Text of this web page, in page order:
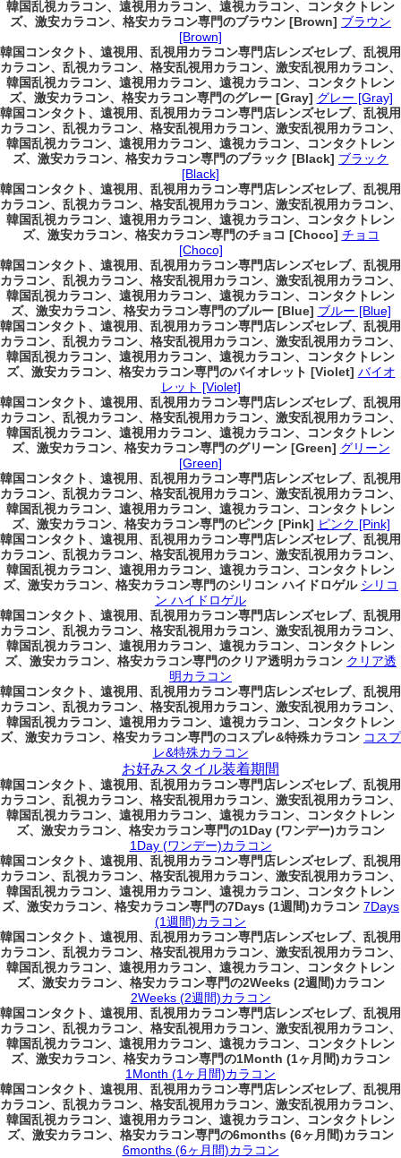
韓国乱視カラコン、遠視用カラコン、遠視カラコン、コンタクトレン
ズ、激安カラコン、格安カラコン専門のブラウン [Brown] ブラウン
[Brown]
韓国コンタクト、遠視用、乱視用カラコン専門店レンズセレブ、乱視用
カラコン、乱視カラコン、格安乱視用カラコン、激安乱視用カラコン、
韓国乱視カラコン、遠視用カラコン、遠視カラコン、コンタクトレン
ズ、激安カラコン、格安カラコン専門のグレー [Gray] グレー [Gray]
韓国コンタクト、遠視用、乱視用カラコン専門店レンズセレブ、乱視用
カラコン、乱視カラコン、格安乱視用カラコン、激安乱視用カラコン、
韓国乱視カラコン、遠視用カラコン、遠視カラコン、コンタクトレン
ズ、激安カラコン、格安カラコン専門のブラック [Black] ブラック
[Black]
韓国コンタクト、遠視用、乱視用カラコン専門店レンズセレブ、乱視用
カラコン、乱視カラコン、格安乱視用カラコン、激安乱視用カラコン、
韓国乱視カラコン、遠視用カラコン、遠視カラコン、コンタクトレン
ズ、激安カラコン、格安カラコン専門のチョコ [Choco] チョコ
[Choco]
韓国コンタクト、遠視用、乱視用カラコン専門店レンズセレブ、乱視用
カラコン、乱視カラコン、格安乱視用カラコン、激安乱視用カラコン、
韓国乱視カラコン、遠視用カラコン、遠視カラコン、コンタクトレン
ズ、激安カラコン、格安カラコン専門のブルー [Blue] ブルー [Blue]
韓国コンタクト、遠視用、乱視用カラコン専門店レンズセレブ、乱視用
カラコン、乱視カラコン、格安乱視用カラコン、激安乱視用カラコン、
韓国乱視カラコン、遠視用カラコン、遠視カラコン、コンタクトレン
ズ、激安カラコン、格安カラコン専門のバイオレット [Violet] バイオ
レット [Violet]
韓国コンタクト、遠視用、乱視用カラコン専門店レンズセレブ、乱視用
カラコン、乱視カラコン、格安乱視用カラコン、激安乱視用カラコン、
韓国乱視カラコン、遠視用カラコン、遠視カラコン、コンタクトレン
ズ、激安カラコン、格安カラコン専門のグリーン [Green] グリーン
[Green]
韓国コンタクト、遠視用、乱視用カラコン専門店レンズセレブ、乱視用
カラコン、乱視カラコン、格安乱視用カラコン、激安乱視用カラコン、
韓国乱視カラコン、遠視用カラコン、遠視カラコン、コンタクトレン
ズ、激安カラコン、格安カラコン専門のピンク [Pink] ピンク [Pink]
韓国コンタクト、遠視用、乱視用カラコン専門店レンズセレブ、乱視用
カラコン、乱視カラコン、格安乱視用カラコン、激安乱視用カラコン、
韓国乱視カラコン、遠視用カラコン、遠視カラコン、コンタクトレン
ズ、激安カラコン、格安カラコン専門のシリコン ハイドロゲル シリコ
ン ハイドロゲル
韓国コンタクト、遠視用、乱視用カラコン専門店レンズセレブ、乱視用
カラコン、乱視カラコン、格安乱視用カラコン、激安乱視用カラコン、
韓国乱視カラコン、遠視用カラコン、遠視カラコン、コンタクトレン
ズ、激安カラコン、格安カラコン専門のクリア透明カラコン クリア透
明カラコン
韓国コンタクト、遠視用、乱視用カラコン専門店レンズセレブ、乱視用
カラコン、乱視カラコン、格安乱視用カラコン、激安乱視用カラコン、
韓国乱視カラコン、遠視用カラコン、遠視カラコン、コンタクトレン
ズ、激安カラコン、格安カラコン専門のコスプレ&特殊カラコン コスプ
レ&特殊カラコン
お好みスタイル装着期間
韓国コンタクト、遠視用、乱視用カラコン専門店レンズセレブ、乱視用
カラコン、乱視カラコン、格安乱視用カラコン、激安乱視用カラコン、
韓国乱視カラコン、遠視用カラコン、遠視カラコン、コンタクトレン
ズ、激安カラコン、格安カラコン専門の1Day (ワンデー)カラコン
1Day (ワンデー)カラコン
韓国コンタクト、遠視用、乱視用カラコン専門店レンズセレブ、乱視用
カラコン、乱視カラコン、格安乱視用カラコン、激安乱視用カラコン、
韓国乱視カラコン、遠視用カラコン、遠視カラコン、コンタクトレン
ズ、激安カラコン、格安カラコン専門の7Days (1週間)カラコン 7Days
(1週間)カラコン
韓国コンタクト、遠視用、乱視用カラコン専門店レンズセレブ、乱視用
カラコン、乱視カラコン、格安乱視用カラコン、激安乱視用カラコン、
韓国乱視カラコン、遠視用カラコン、遠視カラコン、コンタクトレン
ズ、激安カラコン、格安カラコン専門の2Weeks (2週間)カラコン
2Weeks (2週間)カラコン
韓国コンタクト、遠視用、乱視用カラコン専門店レンズセレブ、乱視用
カラコン、乱視カラコン、格安乱視用カラコン、激安乱視用カラコン、
韓国乱視カラコン、遠視用カラコン、遠視カラコン、コンタクトレン
ズ、激安カラコン、格安カラコン専門の1Month (1ヶ月間)カラコン
1Month (1ヶ月間)カラコン
韓国コンタクト、遠視用、乱視用カラコン専門店レンズセレブ、乱視用
カラコン、乱視カラコン、格安乱視用カラコン、激安乱視用カラコン、
韓国乱視カラコン、遠視用カラコン、遠視カラコン、コンタクトレン
ズ、激安カラコン、格安カラコン専門の6months (6ヶ月間)カラコン
6months (6ヶ月間)カラコン